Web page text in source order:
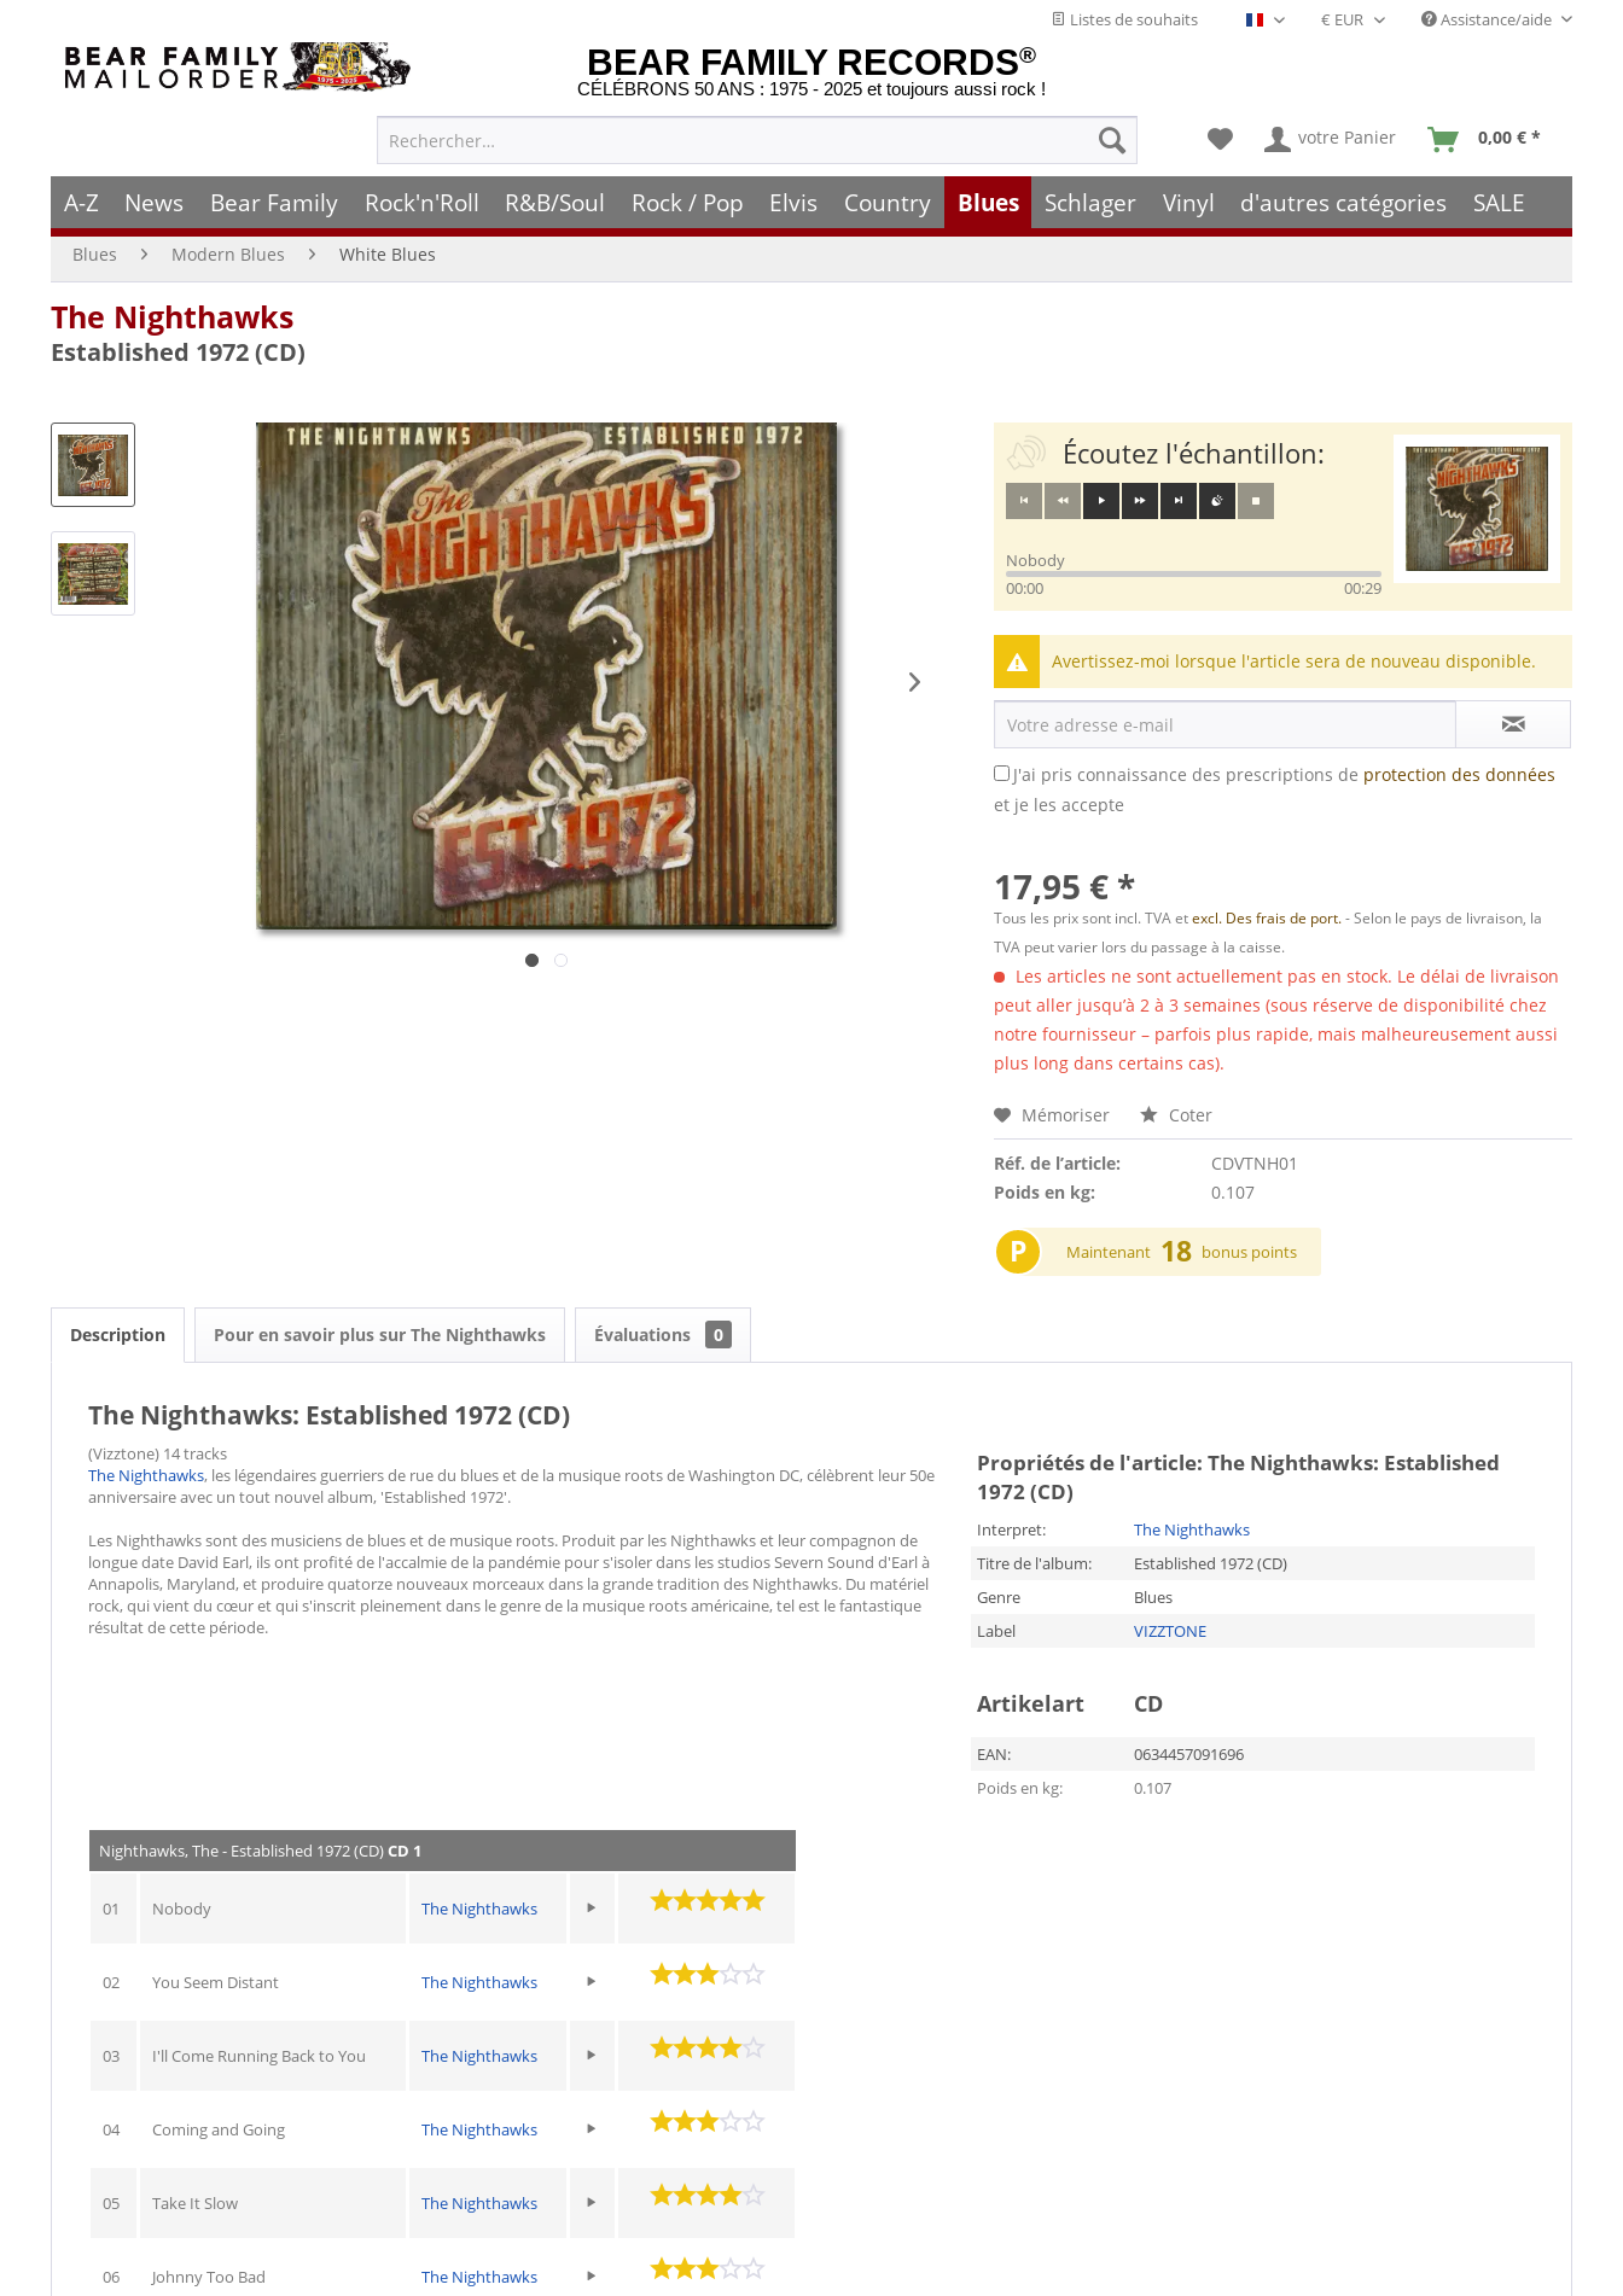
Listes de souhaits Français- FR Assistance/aide
BEAR FAMILY RECORDS®
CÉLÉBRONS 50 ANS : 1975 - 2025 et toujours aussi rock !
votre Panier 0,00 € *
A-Z News Bear Family Rock'n'Roll R&B/Soul Rock / Pop Elvis Country Blues Schlager Vinyl d'autres catégories SALE
Blues Modern Blues White Blues
The Nighthawks
Established 1972 (CD)
Écoutez l'échantillon:
Nobody
00:00
00:29
Avertissez-moi lorsque l'article sera de nouveau disponible.
J'ai pris connaissance des prescriptions de protection des données
et je les accepte
17,95 € *
Tous les prix sont incl. TVA etexcl. Des frais de port.- Selon le pays de livraison, la
TVA peut varier lors du passage à la caisse.
Les articles ne sont actuellement pas en stock. Le délai de livraison
peut aller jusqu’à 2 à 3 semaines (sous réserve de disponibilité chez
notre fournisseur – parfois plus rapide, mais malheureusement aussi
plus long dans certains cas).
Mémoriser Coter
Réf. de l’article:
CDVTNH01
Poids en kg:
0.107
P Maintenant 18 bonus points
Description Pour en savoir plus sur The Nighthawks Évaluations 0
The Nighthawks: Established 1972 (CD)
(Vizztone) 14 tracks
The Nighthawks, les légendaires guerriers de rue du blues et de la musique roots de Washington DC, célèbrent leur 50e
anniversaire avec un tout nouvel album, 'Established 1972'.
Les Nighthawks sont des musiciens de blues et de musique roots. Produit par les Nighthawks et leur compagnon de
longue date David Earl, ils ont profité de l'accalmie de la pandémie pour s'isoler dans les studios Severn Sound d'Earl à
Annapolis, Maryland, et produire quatorze nouveaux morceaux dans la grande tradition des Nighthawks. Du matériel
rock, qui vient du cœur et qui s'inscrit pleinement dans le genre de la musique roots américaine, tel est le fantastique
résultat de cette période.
Propriétés de l'article: The Nighthawks: Established
1972 (CD)
Interpret:
The Nighthawks
Titre de l'album:
Established 1972 (CD)
Genre
Blues
Label
VIZZTONE
Artikelart CD
EAN:
0634457091696
Poids en kg:
0.107
Nighthawks, The - Established 1972 (CD)CD 1
01 Nobody The Nighthawks
02 You Seem Distant The Nighthawks
03 I'll Come Running Back to You The Nighthawks
04 Coming and Going The Nighthawks
05 Take It Slow The Nighthawks
06 Johnny Too Bad The Nighthawks